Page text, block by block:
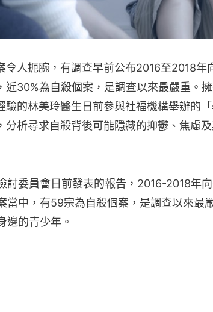
令人扼腕，有調查早前公布2016至2018年
近30%為自殺個案，是調查以來最嚴重。
驗的林美玲醫生日前參與社福機構舉辦的
分析尋求自殺背後可能隱藏的抑鬱、焦慮
討委員會日前發表的報告，2016-2018年
當中，有59宗為自殺個案，是調查以來最
邊的青少年。